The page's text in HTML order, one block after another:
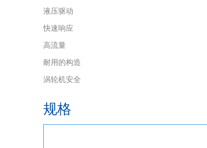
液压驱动
快速响应
高流量
耐用的构造
涡轮机安全
规格